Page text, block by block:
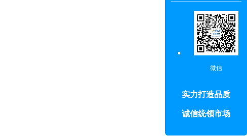
微信
实力打造品质
诚信统领市场